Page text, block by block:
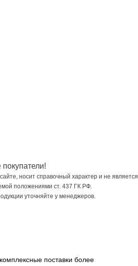
носит справочный характер и не является
положениями ст. 437 ГК РФ.
уточняйте у менеджеров.
поставки более